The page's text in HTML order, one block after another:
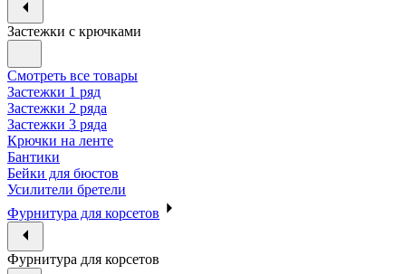
Застежки с крючками
Смотреть все товары
Застежки 1 ряд
Застежки 2 ряда
Застежки 3 ряда
Крючки на ленте
Бантики
Бейки для бюстов
Усилители бретели
Фурнитура для корсетов
Фурнитура для корсетов